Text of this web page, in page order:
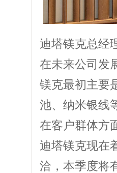
迪塔镁克总经
在未来公司发
镁克最初主要
池、纳米银线
在客户群体方
迪塔镁克现在
洽，本季度将